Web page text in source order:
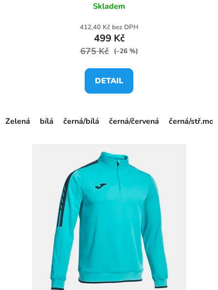
Skladem
412,40 Kč bez DPH
499 Kč
675 Kč (–26 %)
DETAIL
Zelená bílá černá/bílá černá/červená černá/